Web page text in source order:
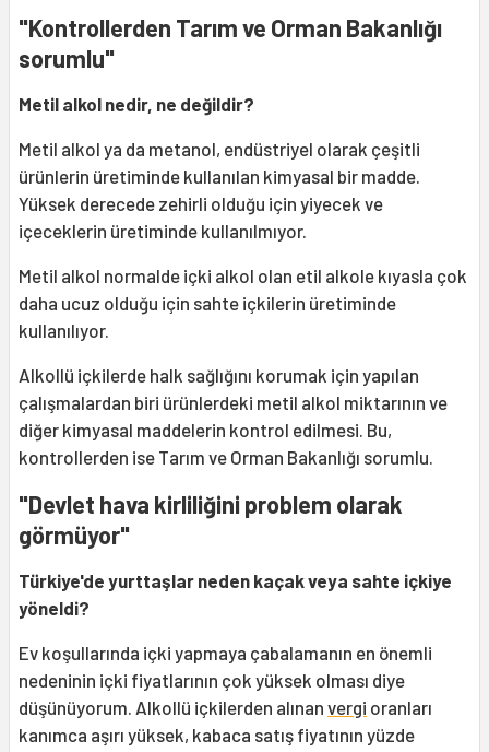
"Kontrollerden Tarım ve Orman Bakanlığı
sorumlu"
Metil alkol nedir, ne değildir?
Metil alkol ya da metanol, endüstriyel olarak çeşitli
ürünlerin üretiminde kullanılan kimyasal bir madde.
Yüksek derecede zehirli olduğu için yiyecek ve
içeceklerin üretiminde kullanılmıyor.
Metil alkol normalde içki alkol olan etil alkole kıyasla çok
daha ucuz olduğu için sahte içkilerin üretiminde
kullanılıyor.
Alkollü içkilerde halk sağlığını korumak için yapılan
çalışmalardan biri ürünlerdeki metil alkol miktarının ve
diğer kimyasal maddelerin kontrol edilmesi. Bu,
kontrollerden ise Tarım ve Orman Bakanlığı sorumlu.
"Devlet hava kirliliğini problem olarak
görmüyor"
Türkiye'de yurttaşlar neden kaçak veya sahte içkiye
yöneldi?
Ev koşullarında içki yapmaya çabalamanın en önemli
nedeninin içki fiyatlarının çok yüksek olması diye
düşünüyorum. Alkollü içkilerden alınan vergi oranları
kanımca aşırı yüksek, kabaca satış fiyatının yüzde